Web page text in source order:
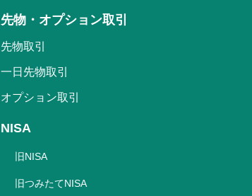
先物・オプション取引
先物取引
一日先物取引
オプション取引
NISA
旧NISA
旧つみたてNISA